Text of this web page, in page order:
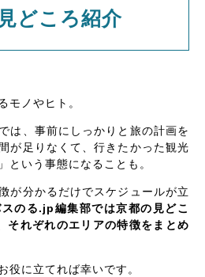
どころ紹介
モノやヒト。
は、事前にしっかりと旅の計画を
が足りなくて、行きたかった観光
という事態になることも。
が分かるだけでスケジュールが立
スのる.jp編集部では京都の見どこ
それぞれのエリアの特徴をまとめ
役に立てれば幸いです。